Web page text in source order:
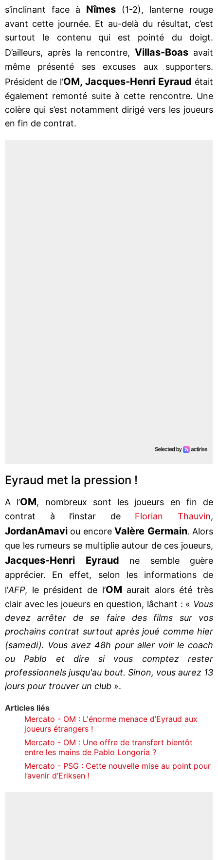
s’inclinant face à Nîmes (1-2), lanterne rouge
avant cette journée. Et au-delà du résultat, c’est
surtout le contenu qui est pointé du doigt.
D’ailleurs, après la rencontre,Villas-Boas avait
même présenté ses excuses aux supporters.
Président de l’OM, Jacques-Henri Eyraud était
également remonté suite à cette rencontre. Une
colère qui s’est notamment dirigé vers les joueurs
en fin de contrat.
Eyraud met la pression !
A l’OM, nombreux sont les joueurs en fin de
contrat à l’instar de Florian Thauvin,
JordanAmavi ou encoreValère Germain. Alors
que les rumeurs se multiplie autour de ces joueurs,
Jacques-Henri Eyraud ne semble guère
apprécier. En effet, selon les informations de
l’AFP, le président de l’OM aurait alors été très
clair avec les joueurs en question, lâchant : « Vous
devez arrêter de se faire des films sur vos
prochains contrat surtout après joué comme hier
(samedi). Vous avez 48h pour aller voir le coach
ou Pablo et dire si vous comptez rester
professionnels jusqu'au bout. Sinon, vous aurez 13
jours pour trouver un club ».
Articles liés
Mercato - OM : L'énorme menace d’Eyraud aux
joueurs étrangers !
Mercato - OM : Une offre de transfert bientôt
entre les mains de Pablo Longoria ?
Mercato - PSG : Cette nouvelle mise au point pour
l’avenir d’Eriksen !